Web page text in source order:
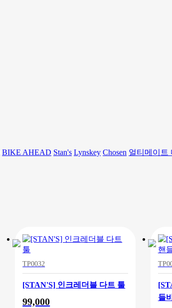
BIKE AHEAD Stan's Lynskey Chosen 얼티메이트
TP0032
[STAN'S] 인크레더블 다트 툴
99,000
들